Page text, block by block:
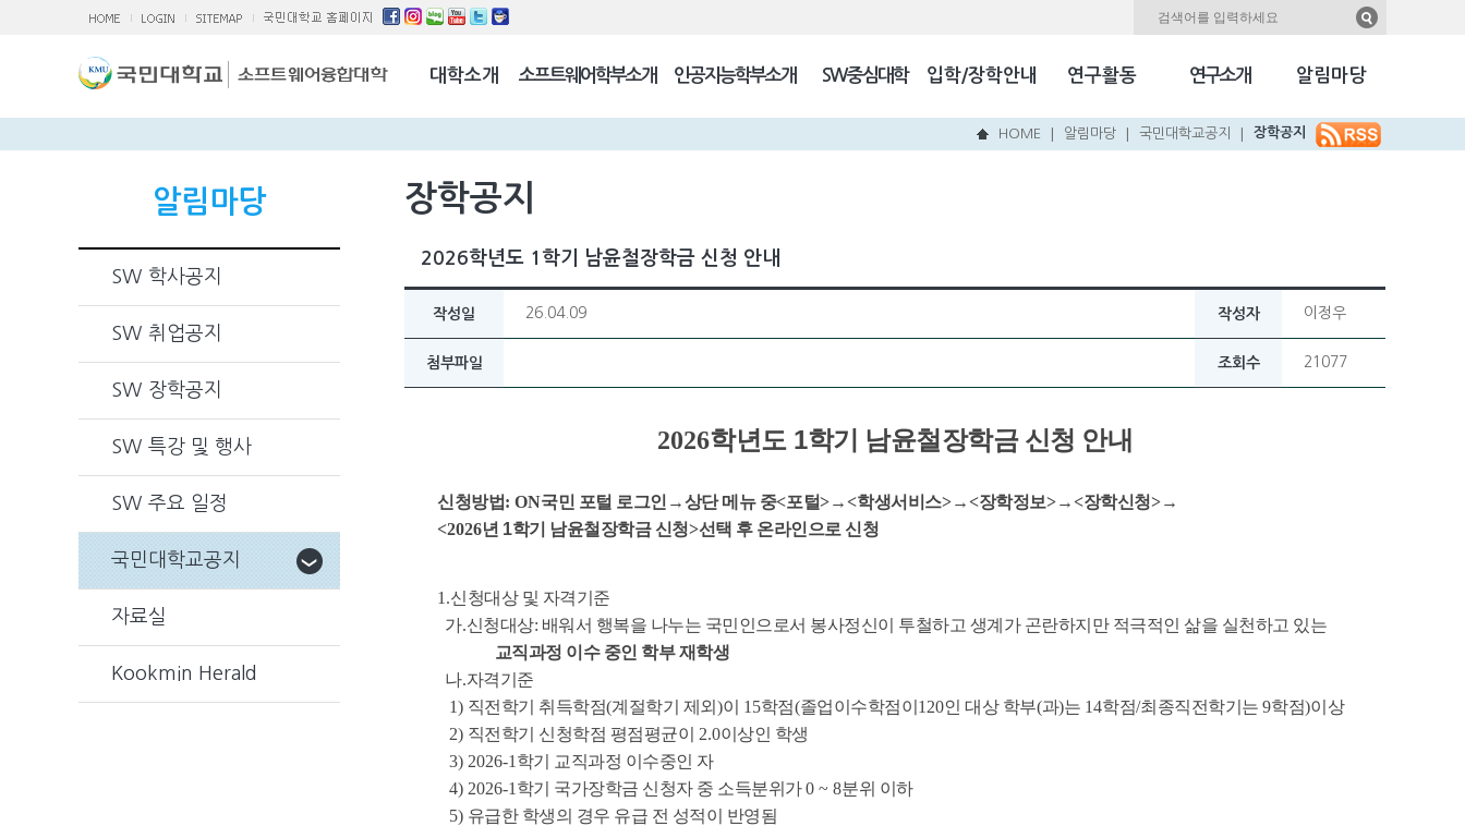
대학소개
소융대Q/A
찾아오시는 길 소프트웨어학부소개 인공지능학부소개 SW중심대학 입학/장학안내 연구활동 연구소개 알림마당
국민NEW & HOT
HOME 알림마당 국민대학교공지 장학공지
알림마당
SW 학사공지
SW 취업공지
SW 장학공지
SW 특강 및 행사
SW 주요 일정
국민대학교공지
자료실
Kookmin Herald
장학공지
2026학년도 1학기 남윤철장학금 신청 안내
작성일 26.04.09 작성자 이정우
첨부파일 조회수 21077
2026학년도1학기 남윤철장학금 신청 안내
신청방법: ON국민 포털 로그인 →상단 메뉴 중<포털>→<학생서비스>→<장학정보>→<장학신청>→
<2026년 1학기 남윤철장학금 신청>선택 후 온라인으로 신청
1.신청대상 및 자격기준
가.신청대상: 배워서 행복을 나누는 국민인으로서 봉사정신이 투철하고 생계가 곤란하지만 적극적인 삶을 실천하고 있는
교직과정 이수 중인 학부 재학생
나.자격기준
1) 직전학기 취득학점(계절학기 제외 )이 15학점(졸업이수학점이 120인 대상 학부(과)는 14학점/최종직전학기는 9학점)이상
2) 직전학기 신청학점 평점평균이 2.0이상인 학생
3) 2026-1 학기 교직과정 이수중인 자
4) 2026-1 학기 국가장학금 신청자 중 소득분위가 0 ~ 8분위 이하
5) 유급한 학생의 경우 유급 전 성적이 반영됨